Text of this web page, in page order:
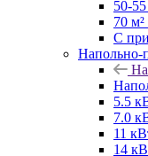
50-
70
С
Напольно-
5.5
7.0
11
14